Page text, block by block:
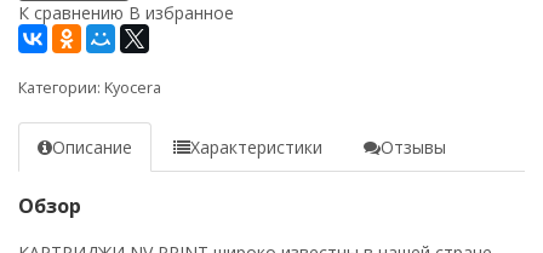
К сравнению В избранное
Категории: Kyocera
Описание Характеристики Отзывы
Обзор